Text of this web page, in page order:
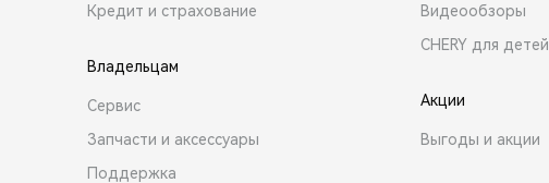
Кредит и страхование
Владельцам
Сервис
Запчасти и аксессуары
Поддержка
Видеообзоры
CHERY для детей
Акции
Выгоды и акции